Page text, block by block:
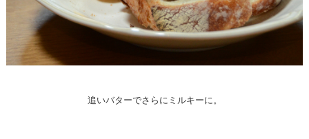
追いバターでさらにミルキーに。